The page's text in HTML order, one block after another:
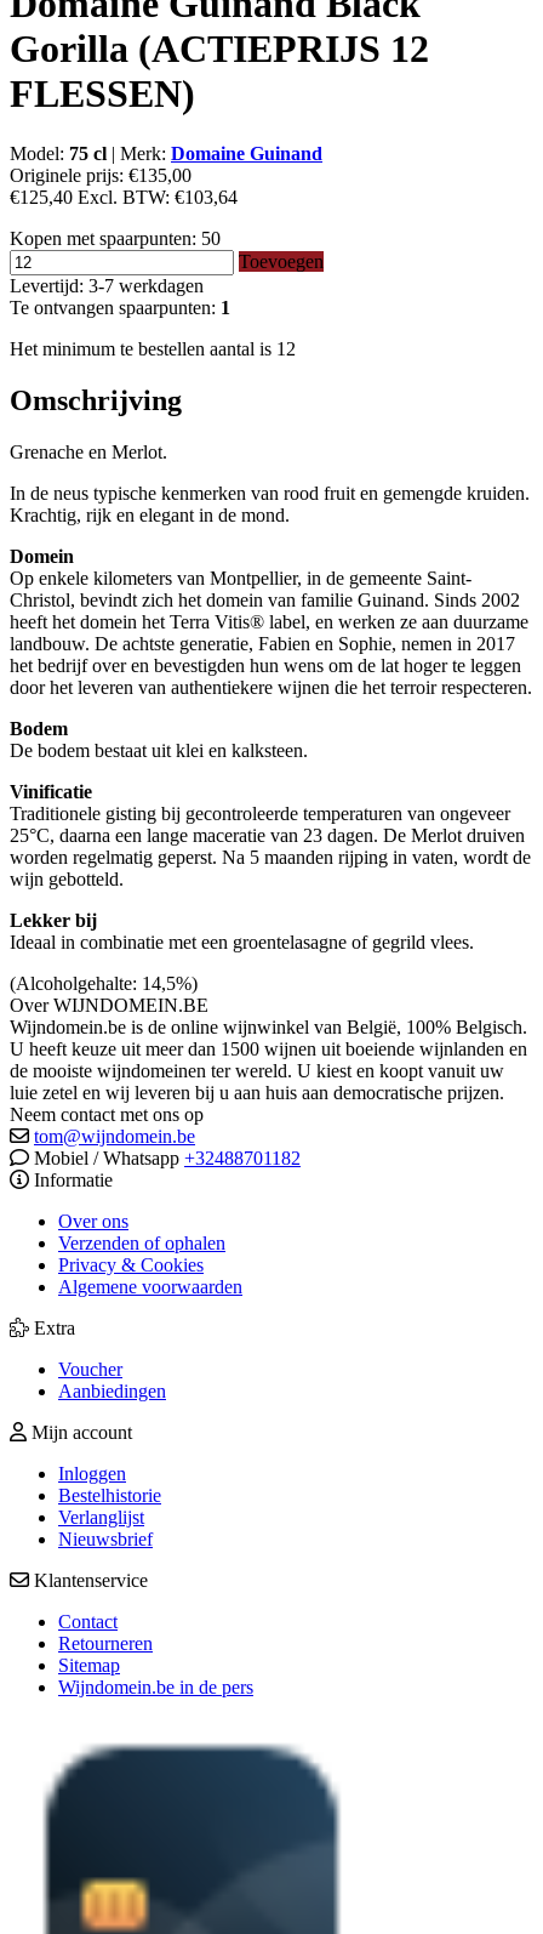
Gorilla (ACTIEPRIJS 12
FLESSEN)
Model: 75 cl | Merk: Domaine Guinand
Originele prijs: €135,00
€125,40 Excl. BTW: €103,64
Kopen met spaarpunten: 50
Toevoegen
Levertijd: 3-7 werkdagen
Te ontvangen spaarpunten: 1
Het minimum te bestellen aantal is 12
Omschrijving
Grenache en Merlot.
In de neus typische kenmerken van rood fruit en gemengde kruiden.
Krachtig, rijk en elegant in de mond.
Domein
Op enkele kilometers van Montpellier, in de gemeente Saint-
Christol, bevindt zich het domein van familie Guinand. Sinds 2002
heeft het domein het Terra Vitis® label, en werken ze aan duurzame
landbouw. De achtste generatie, Fabien en Sophie, nemen in 2017
het bedrijf over en bevestigden hun wens om de lat hoger te leggen
door het leveren van authentiekere wijnen die het terroir respecteren.
Bodem
De bodem bestaat uit klei en kalksteen.
Vinificatie
Traditionele gisting bij gecontroleerde temperaturen van ongeveer
25°C, daarna een lange maceratie van 23 dagen. De Merlot druiven
worden regelmatig geperst. Na 5 maanden rijping in vaten, wordt de
wijn gebotteld.
Lekker bij
Ideaal in combinatie met een groentelasagne of gegrild vlees.
(Alcoholgehalte: 14,5%)
Over WIJNDOMEIN.BE
Wijndomein.be is de online wijnwinkel van België, 100% Belgisch.
U heeft keuze uit meer dan 1500 wijnen uit boeiende wijnlanden en
de mooiste wijndomeinen ter wereld. U kiest en koopt vanuit uw
luie zetel en wij leveren bij u aan huis aan democratische prijzen.
Neem contact met ons op
tom@wijndomein.be
Mobiel / Whatsapp +32488701182
Informatie
Over ons
Verzenden of ophalen
Privacy & Cookies
Algemene voorwaarden
Extra
Voucher
Aanbiedingen
Mijn account
Inloggen
Bestelhistorie
Verlanglijst
Nieuwsbrief
Klantenservice
Contact
Retourneren
Sitemap
Wijndomein.be in de pers